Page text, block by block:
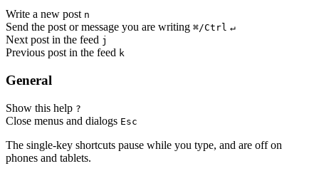
Write a new post n
Send the post or message you are writing ⌘/Ctrl ↵
Next post in the feed j
Previous post in the feed k
General
Show this help ?
Close menus and dialogs Esc
The single-key shortcuts pause while you type, and are off on
phones and tablets.